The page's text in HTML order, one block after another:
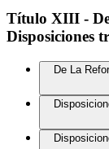
Título XIII -
Disposiciones
De La